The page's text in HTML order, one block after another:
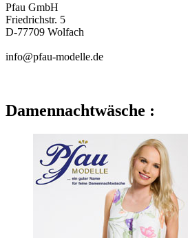
Pfau GmbH
Friedrichstr. 5
D-77709 Wolfach
info@pfau-modelle.de
Damennachtwäsche :